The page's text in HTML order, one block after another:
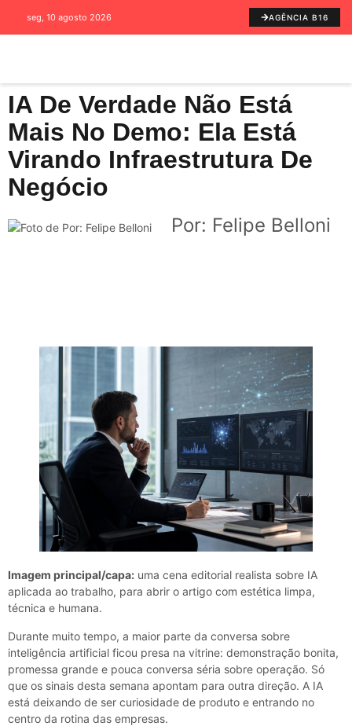
seg, 10 agosto 2026 AGÊNCIA B16
IA De Verdade Não Está
Mais No Demo: Ela Está
Virando Infraestrutura De
Negócio
Por: Felipe Belloni
Imagem principal/capa: uma cena editorial realista sobre IA
aplicada ao trabalho, para abrir o artigo com estética limpa,
técnica e humana.
Durante muito tempo, a maior parte da conversa sobre
inteligência artificial ficou presa na vitrine: demonstração bonita,
promessa grande e pouca conversa séria sobre operação. Só
que os sinais desta semana apontam para outra direção. A IA
está deixando de ser curiosidade de produto e entrando no
centro da rotina das empresas.